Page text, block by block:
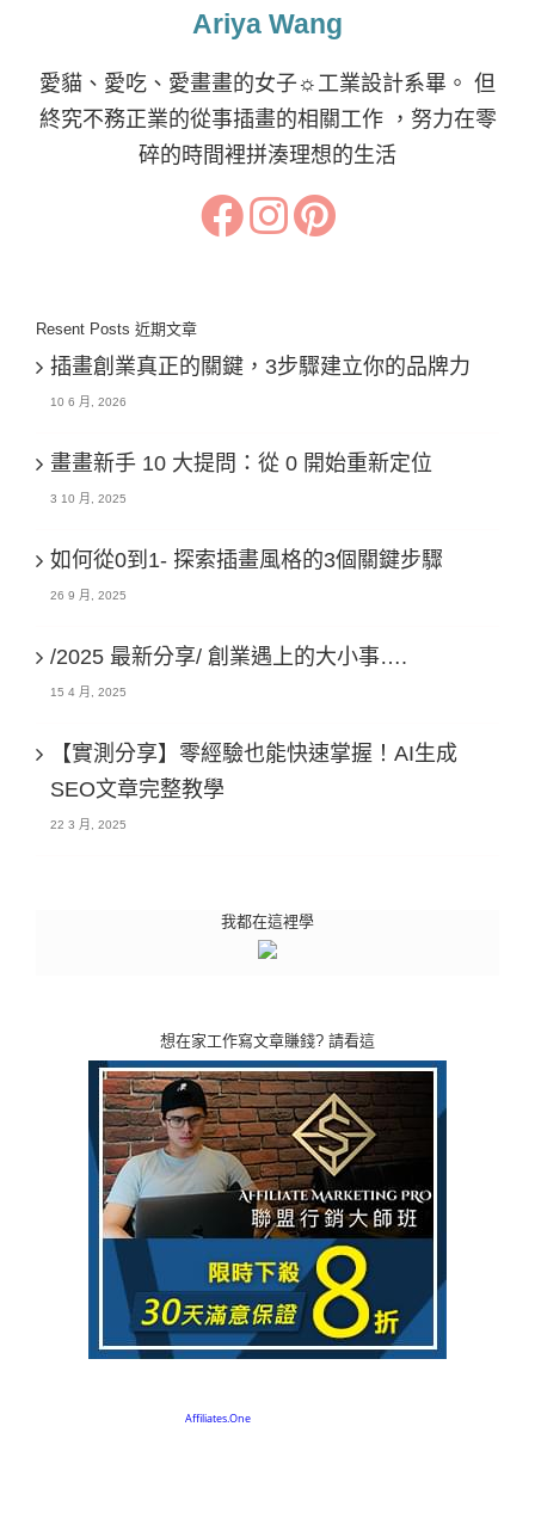
Ariya Wang
愛貓、愛吃、愛畫畫的女子☼工業設計系畢。 但
終究不務正業的從事插畫的相關工作 ，努力在零
碎的時間裡拼湊理想的生活
Resent Posts 近期文章
插畫創業真正的關鍵，3步驟建立你的品牌力
10 6 月, 2026
畫畫新手 10 大提問：從 0 開始重新定位
3 10 月, 2025
如何從0到1- 探索插畫風格的3個關鍵步驟
26 9 月, 2025
/2025 最新分享/ 創業遇上的大小事….
15 4 月, 2025
【實測分享】零經驗也能快速掌握！AI生成
SEO文章完整教學
22 3 月, 2025
我都在這裡學
想在家工作寫文章賺錢? 請看這